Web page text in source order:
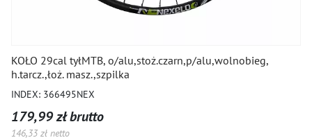
KOŁO 29cal tyłMTB, o/alu,stoż.czarn,p/alu,wolnobieg,
h.tarcz.,łoż. masz.,szpilka
INDEX: 366495NEX
179,99 zł brutto
146,33 zł netto